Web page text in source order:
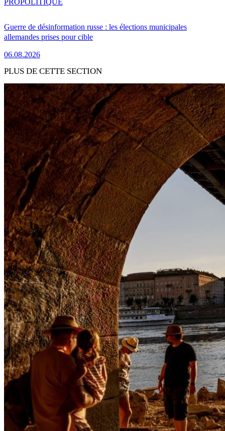
Guerre de désinformation russe : les élections municipales
allemandes prises pour cible
06.08.2026
PLUS DE CETTE SECTION